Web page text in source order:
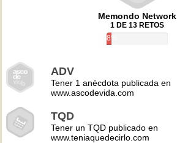
Memondo Network
1 DE 13 RETOS
8%
ADV
Tener 1 anécdota publicada en
www.ascodevida.com
TQD
Tener un TQD publicado en
www.teniaquedecirlo.com